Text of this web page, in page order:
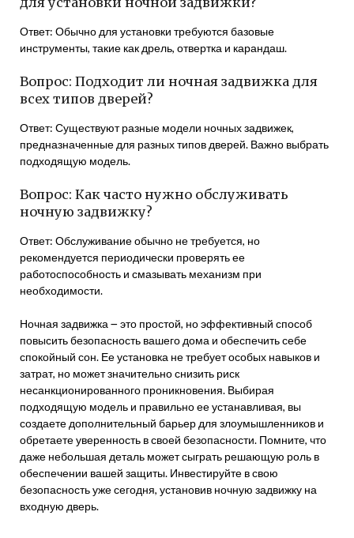
Ответ: Обычно для установки требуются базовые
инструменты, такие как дрель, отвертка и карандаш.
Вопрос: Подходит ли ночная задвижка для
всех типов дверей?
Ответ: Существуют разные модели ночных задвижек,
предназначенные для разных типов дверей. Важно выбрать
подходящую модель.
Вопрос: Как часто нужно обслуживать
ночную задвижку?
Ответ: Обслуживание обычно не требуется, но
рекомендуется периодически проверять ее
работоспособность и смазывать механизм при
необходимости.
Ночная задвижка ౼ это простой, но эффективный способ
повысить безопасность вашего дома и обеспечить себе
спокойный сон. Ее установка не требует особых навыков и
затрат, но может значительно снизить риск
несанкционированного проникновения. Выбирая
подходящую модель и правильно ее устанавливая, вы
создаете дополнительный барьер для злоумышленников и
обретаете уверенность в своей безопасности. Помните, что
даже небольшая деталь может сыграть решающую роль в
обеспечении вашей защиты. Инвестируйте в свою
безопасность уже сегодня, установив ночную задвижку на
входную дверь.